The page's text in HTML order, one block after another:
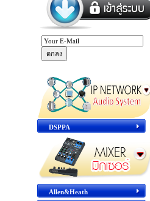
DSPPA
Allen&Heath